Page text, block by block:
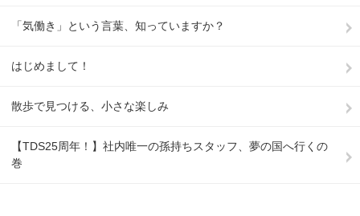
「気働き」という言葉、知っていますか？
はじめまして！
散歩で見つける、小さな楽しみ
【TDS25周年！】社内唯一の孫持ちスタッフ、夢の国へ行くの
巻